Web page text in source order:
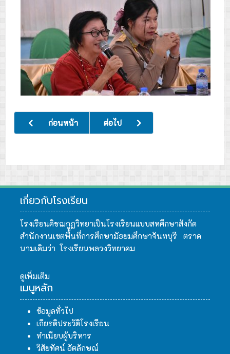
เนื้อหาก่อนหน้า: ประชุมศิษย์เก่าโรงเรียนคิชฌกูฏวิทยา รุ่นที่ 1-
ก่อนหน้า เนื้อหาถัดไป: พิธีถวายเครื่องราชสักก
ต่อไป
เกี่ยวกับโรงเรียน
โรงเรียนคิชฌกูฏวิทยาเป็นโรงเรียนแบบสหศึกษาสังกัด
สำนักงานเขตพื้นที่การศึกษามัธยมศึกษาจันทบุรี ตราด
นามเดิมว่า โรงเรียนพลวงวิทยาคม
ดูเพิ่มเติม
เมนูหลัก
ข้อมูลทั่วไป
เกียรติประวัติโรงเรียน
ทำเนียบผู้บริหาร
วิสัยทัศน์ อัตลักษณ์